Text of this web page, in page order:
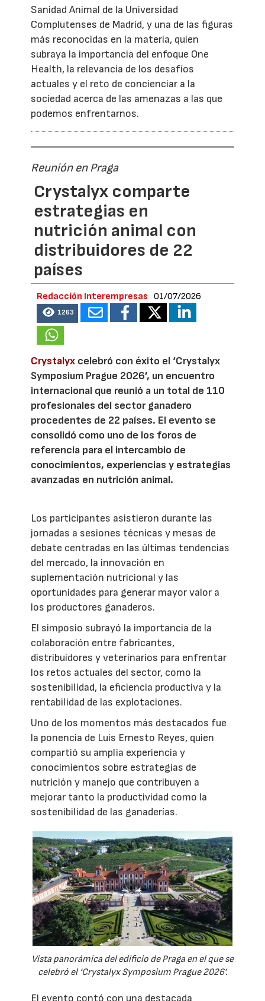
Sanidad Animal de la Universidad
Complutenses de Madrid, y una de las figuras
más reconocidas en la materia, quien
subraya la importancia del enfoque One
Health, la relevancia de los desafíos
actuales y el reto de concienciar a la
sociedad acerca de las amenazas a las que
podemos enfrentarnos.
Reunión en Praga
Crystalyx comparte
estrategias en
nutrición animal con
distribuidores de 22
países
Redacción Interempresas 01/07/2026
1263
Crystalyx celebró con éxito el ‘Crystalyx
Symposium Prague 2026’, un encuentro
internacional que reunió a un total de 110
profesionales del sector ganadero
procedentes de 22 países. El evento se
consolidó como uno de los foros de
referencia para el intercambio de
conocimientos, experiencias y estrategias
avanzadas en nutrición animal.
Los participantes asistieron durante las
jornadas a sesiones técnicas y mesas de
debate centradas en las últimas tendencias
del mercado, la innovación en
suplementación nutricional y las
oportunidades para generar mayor valor a
los productores ganaderos.
El simposio subrayó la importancia de la
colaboración entre fabricantes,
distribuidores y veterinarios para enfrentar
los retos actuales del sector, como la
sostenibilidad, la eficiencia productiva y la
rentabilidad de las explotaciones.
Uno de los momentos más destacados fue
la ponencia de Luis Ernesto Reyes, quien
compartió su amplia experiencia y
conocimientos sobre estrategias de
nutrición y manejo que contribuyen a
mejorar tanto la productividad como la
sostenibilidad de las ganaderías.
Vista panorámica del edificio de Praga en el que se
celebró el ‘Crystalyx Symposium Prague 2026’.
El evento contó con una destacada